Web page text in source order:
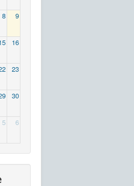
8 9
16
23
30
5 6